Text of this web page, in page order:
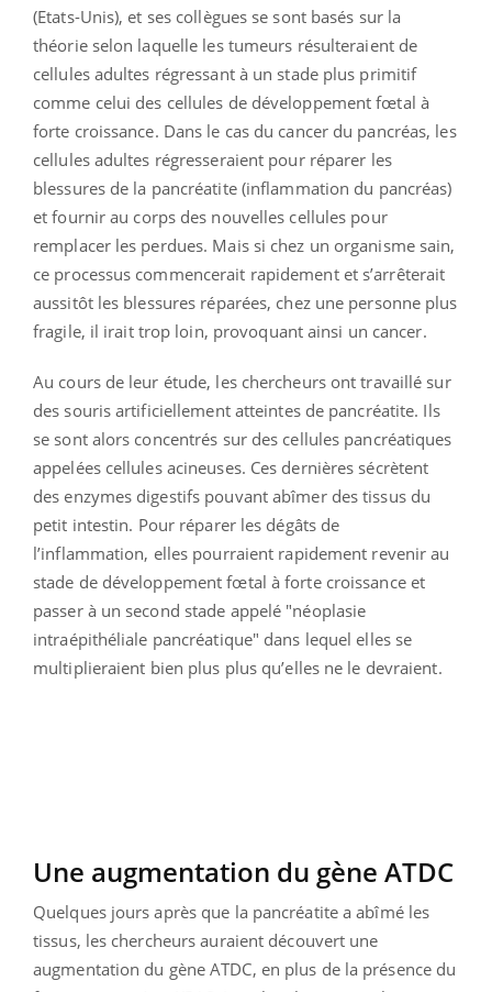
(Etats-Unis), et ses collègues se sont basés sur la
théorie selon laquelle les tumeurs résulteraient de
cellules adultes régressant à un stade plus primitif
comme celui des cellules de développement fœtal à
forte croissance. Dans le cas du cancer du pancréas, les
cellules adultes régresseraient pour réparer les
blessures de la pancréatite (inflammation du pancréas)
et fournir au corps des nouvelles cellules pour
remplacer les perdues. Mais si chez un organisme sain,
ce processus commencerait rapidement et s’arrêterait
aussitôt les blessures réparées, chez une personne plus
fragile, il irait trop loin, provoquant ainsi un cancer.
Au cours de leur étude, les chercheurs ont travaillé sur
des souris artificiellement atteintes de pancréatite. Ils
se sont alors concentrés sur des cellules pancréatiques
appelées cellules acineuses. Ces dernières sécrètent
des enzymes digestifs pouvant abîmer des tissus du
petit intestin. Pour réparer les dégâts de
l’inflammation, elles pourraient rapidement revenir au
stade de développement fœtal à forte croissance et
passer à un second stade appelé "néoplasie
intraépithéliale pancréatique" dans lequel elles se
multiplieraient bien plus plus qu’elles ne le devraient.
Une augmentation du gène ATDC
Quelques jours après que la pancréatite a abîmé les
tissus, les chercheurs auraient découvert une
augmentation du gène ATDC, en plus de la présence du